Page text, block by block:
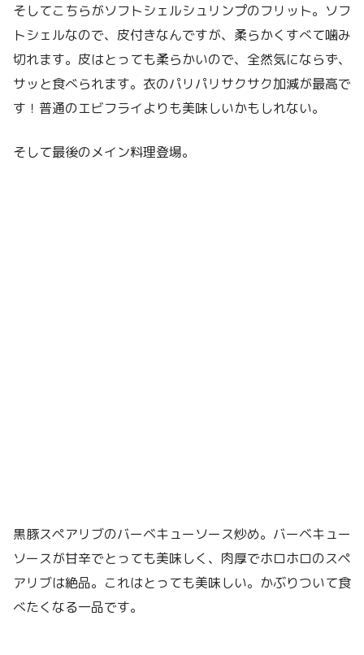
そしてこちらがソフトシェルシュリンプのフリット。ソフ
トシェルなので、皮付きなんですが、柔らかくすべて噛み
切れます。皮はとっても柔らかいので、全然気にならず、
サッと食べられます。衣のパリパリサクサク加減が最高で
す！普通のエビフライよりも美味しいかもしれない。
そして最後のメイン料理登場。
黒豚スペアリブのバーベキューソース炒め。バーベキュー
ソースが甘辛でとっても美味しく、肉厚でホロホロのスペ
アリブは絶品。これはとっても美味しい。かぶりついて食
べたくなる一品です。